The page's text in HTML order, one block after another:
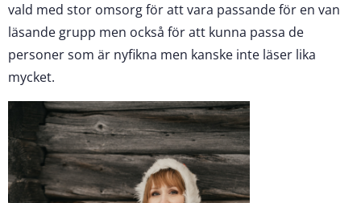
vald med stor omsorg för att vara passande för en van
läsande grupp men också för att kunna passa de
personer som är nyfikna men kanske inte läser lika
mycket.